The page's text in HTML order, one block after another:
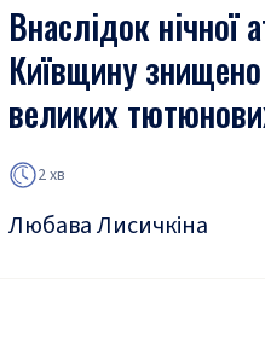
Внаслідок нічної
Київщину
великих
2 хв
Любава Лисичкіна